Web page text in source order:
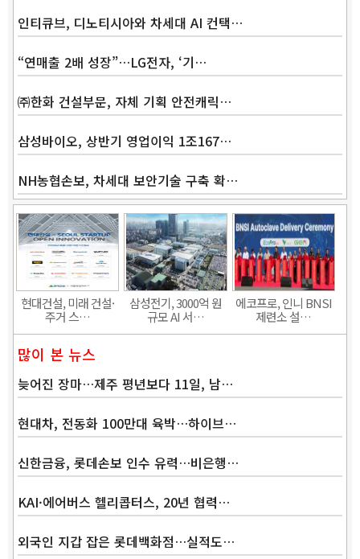
인티큐브, 디노티시아와 차세대 AI 컨택…
“연매출 2배 성장”…LG전자, ‘기…
㈜한화 건설부문, 자체 기획 안전캐릭…
삼성바이오, 상반기 영업이익 1조167…
NH농협손보, 차세대 보안기술 구축 확…
현대건설, 미래 건설·
주거 스…
삼성전기, 3000억 원
규모 AI 서…
에코프로, 인니 BNSI
제련소 설…
많이 본 뉴스
늦어진 장마…제주 평년보다 11일, 남…
현대차, 전동화 100만대 육박…하이브…
신한금융, 롯데손보 인수 유력…비은행…
KAI·에어버스 헬리콥터스, 20년 협력…
외국인 지갑 잡은 롯데백화점…실적도…